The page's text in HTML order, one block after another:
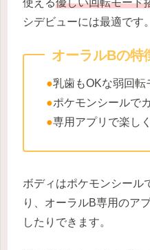
使える優しい回転モード
シデビューには最適です。
オーラルBの特
●乳歯もOKな弱回転
●ポケモンシールで
●専用アプリで楽し
ボディはポケモンシール
り、オーラルB専用のア
したりできます。